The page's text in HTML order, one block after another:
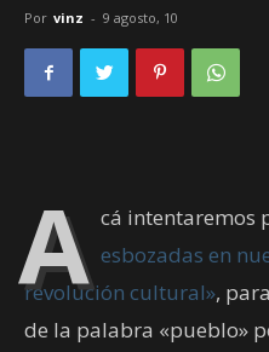
Por vinz - 9 agosto, 10
A cá intentaremos
esbozadas en
revolución cultural»,
de la palabra «pueblo»